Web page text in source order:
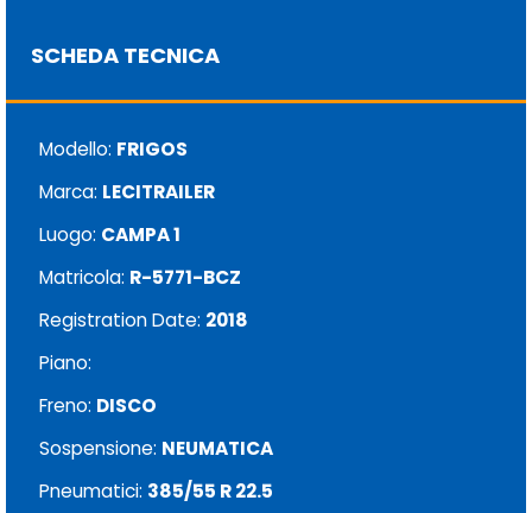
SCHEDA TECNICA
Modello: FRIGOS
Marca: LECITRAILER
Luogo: CAMPA 1
Matricola: R-5771-BCZ
Registration Date: 2018
Piano:
Freno: DISCO
Sospensione: NEUMATICA
Pneumatici: 385/55 R 22.5